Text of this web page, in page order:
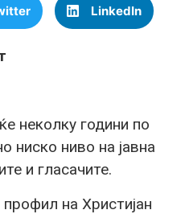
LinkedIn
неколку години по
ниско ниво на јавна
и гласачите.
на Христијан